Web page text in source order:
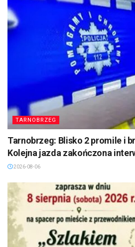
TARNOBRZEG
Tarnobrzeg: Blisko 2 promile i
Kolejna jazda zakończona
2026-08-06